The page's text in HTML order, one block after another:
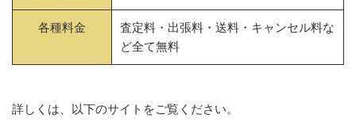
各種料金
査定料・出張料・送料・キャンセル料な
ど全て無料
詳しくは、以下のサイトをご覧ください。